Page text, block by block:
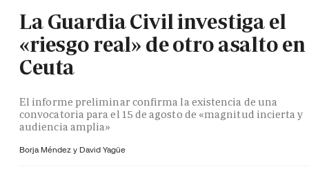
La Guardia Civil investiga el
«riesgo real» de otro asalto en
Ceuta
El informe preliminar confirma la existencia de una
convocatoria para el 15 de agosto de «magnitud incierta y
audiencia amplia»
Borja Méndez y David Yagüe